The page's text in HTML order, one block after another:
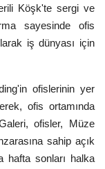
Köşk'te sergi ve
sayesinde ofis
iş dünyası için
ofislerinin yer
ofis ortamında
ofisler, Müze
sahip açık
hafta sonları halka